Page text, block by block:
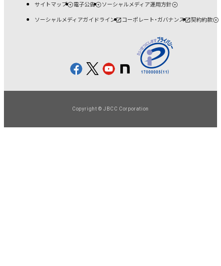
サイトマップ 電子公告 ソーシャルメディア運用方針
ソーシャルメディアガイドライン コーポレート・ガバナンス 契約約款
Copyright © JBCC Corporation